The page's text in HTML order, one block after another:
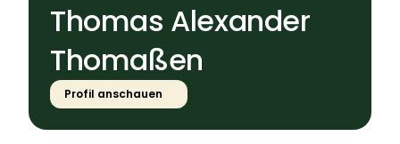
Thomas Alexander
Thomaßen
Profil anschauen